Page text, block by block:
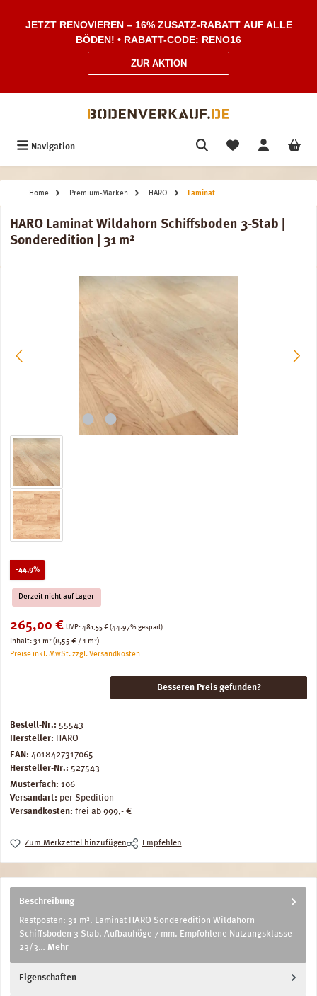
JETZT RENOVIEREN – 16% ZUSATZ-RABATT AUF ALLE
BÖDEN! • RABATT-CODE: RENO16
ZUR AKTION
Navigation
Home Premium-Marken HARO Laminat
HARO Laminat Wildahorn Schiffsboden 3-Stab |
Sonderedition | 31 m²
-44,9%Rabatt
Derzeit nicht auf Lager
Verkaufspreis:
265,00 € UVP: Regulärer Preis:
481,55 € (44.97% gespart)
Inhalt:31 m²(8,55 € / 1 m²)
Preise inkl. MwSt. zzgl. Versandkosten
Besseren Preis gefunden?
Bestell-Nr.: 55543
Hersteller: HARO
EAN: 4018427317065
Hersteller-Nr.: 527543
Musterfach: 106
Versandart: per Spedition
Versandkosten: frei ab 999,- €
Zum Merkzettel hinzufügen Empfehlen
Beschreibung
Restposten: 31 m². Laminat HARO Sonderedition Wildahorn
Schiffsboden 3-Stab. Aufbauhöge 7 mm. Empfohlene Nutzungsklasse
23/3… Mehr
Eigenschaften